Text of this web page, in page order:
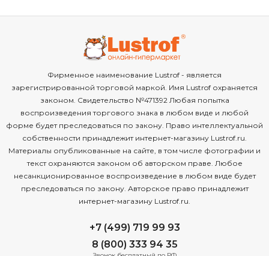
Фирменное наименование Lustrof - является
зарегистрированной торговой маркой. Имя Lustrof охраняется
законом. Свидетельство №471392 Любая попытка
воспроизведения торгового знака в любом виде и любой
форме будет преследоваться по закону. Право интеллектуальной
собственности принадлежит интернет-магазину Lustrof.ru.
Материалы опубликованные на сайте, в том числе фотографии и
текст охраняются законом об авторском праве. Любое
несанкционированное воспроизведение в любом виде будет
преследоваться по закону. Авторское право принадлежит
интернет-магазину Lustrof.ru.
+7 (499) 719 99 93
8 (800) 333 94 35